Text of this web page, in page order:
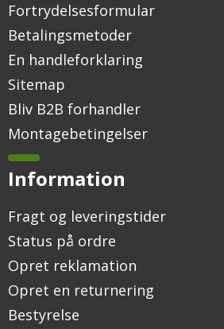
Fortrydelsesformular
Betalingsmetoder
En handleforklaring
Sitemap
Bliv B2B forhandler
Montagebetingelser
Information
Fragt og leveringstider
Status på ordre
Opret reklamation
Opret en returnering
Bestyrelse